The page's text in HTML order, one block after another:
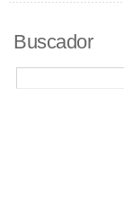
Buscador